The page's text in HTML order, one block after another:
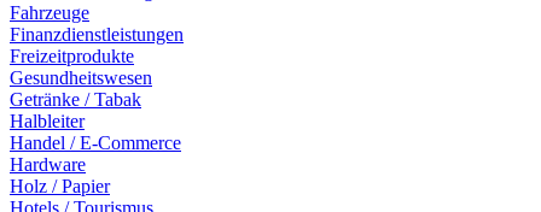
Fahrzeuge
Finanzdienstleistungen
Freizeitprodukte
Gesundheitswesen
Getränke / Tabak
Halbleiter
Handel / E-Commerce
Hardware
Holz / Papier
Hotels / Tourismus